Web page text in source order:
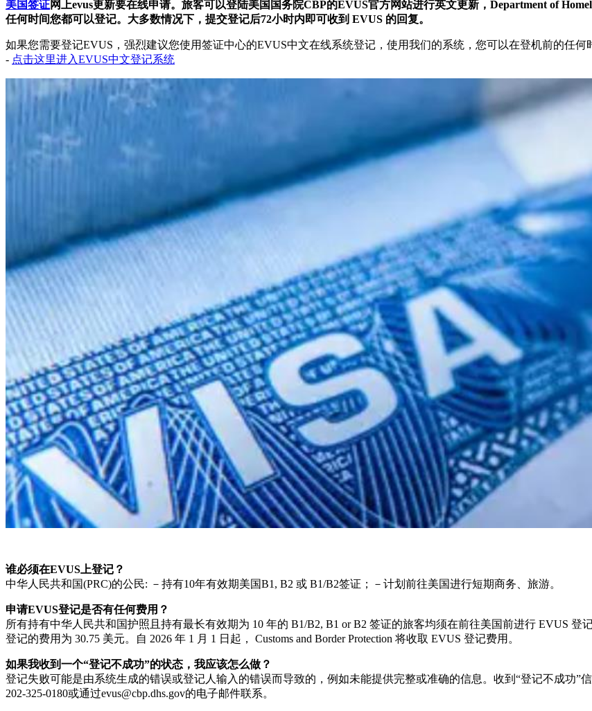
美国签证网上evus更新要在线申请。旅客可以登陆美国国务院CBP的EVUS官方网站进行英文更新，Department of
任何时间您都可以登记。大多数情况下，提交登记后72小时内即可收到 EVUS 的回复。
如果您需要登记EVUS，强烈建议您使用签证中心的EVUS中文在线系统登记，使用我们的系统，您可以在登机前的任何
- 点击这里进入EVUS中文登记系统
谁必须在EVUS上登记？
中华人民共和国(PRC)的公民: －持有10年有效期美国B1, B2 或 B1/B2签证；－计划前往美国进行短期商务、旅游。
申请EVUS登记是否有任何费用？
所有持有中华人民共和国护照且持有最长有效期为 10 年的 B1/B2, B1 or B2 签证的旅客均须在前往美国前进行 EVUS 登
登记的费用为 30.75 美元。自 2026 年 1 月 1 日起， Customs and Border Protection 将收取 EVUS 登记费用。
如果我收到一个“登记不成功”的状态，我应该怎么做？
登记失败可能是由系统生成的错误或登记人输入的错误而导致的，例如未能提供完整或准确的信息。收到“登记不成功”
202-325-0180或通过evus@cbp.dhs.gov的电子邮件联系。